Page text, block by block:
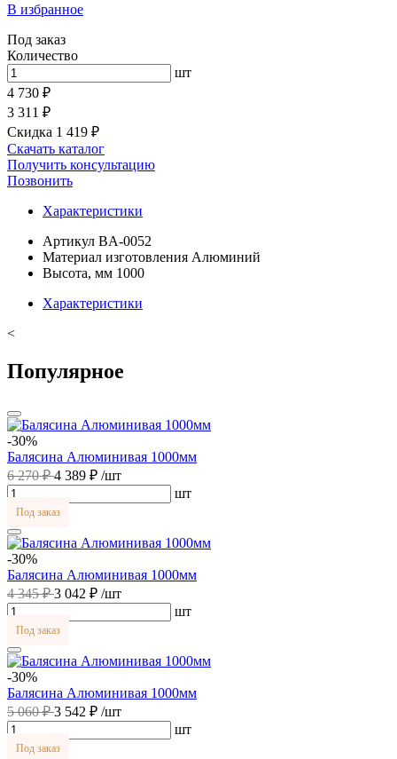
В избранное
Под заказ
Количество
шт
4 730 ₽
3 311 ₽
Скидка 1 419 ₽
Скачать каталог
Получить консультацию
Позвонить
Характеристики
Артикул BA-0052
Материал изготовления Алюминий
Высота, мм 1000
Характеристики
<
Популярное
-30%
Балясина Алюминивая 1000мм
6 270 ₽4 389 ₽ /шт
шт
Под заказ
-30%
Балясина Алюминивая 1000мм
4 345 ₽3 042 ₽ /шт
шт
Под заказ
-30%
Балясина Алюминивая 1000мм
5 060 ₽3 542 ₽ /шт
шт
Под заказ